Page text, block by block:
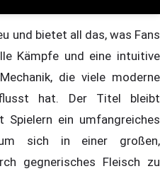
und bietet all das, was Fans
Kämpfe und eine intuitive
die viele moderne
hat. Der Titel bleibt
ein umfangreiches
sich in einer großen,
gegnerisches Fleisch zu